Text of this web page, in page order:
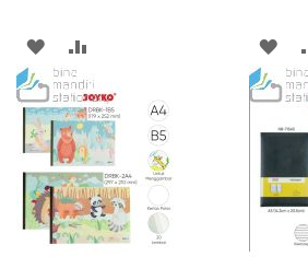
ADD
TO
WISH
LIST
TO
COMPARE
TO